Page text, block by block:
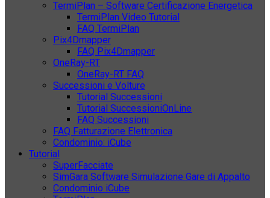
TermiPlan – Software Certificazione Energetica
TermiPlan Video Tutorial
FAQ TermiPlan
Pix4Dmapper
FAQ Pix4Dmapper
OneRay-RT
OneRay-RT FAQ
Successioni e Volture
Tutorial Successioni
Tutorial SuccessioniOnLine
FAQ Successioni
FAQ Fatturazione Elettronica
Condominio: iCube
Tutorial
SuperFacciate
SimGara Software Simulazione Gare di Appalto
Condominio iCube